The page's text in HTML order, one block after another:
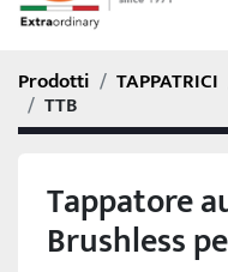
Prodotti TAPPATRICI
TTB
Tappatore
Brushless